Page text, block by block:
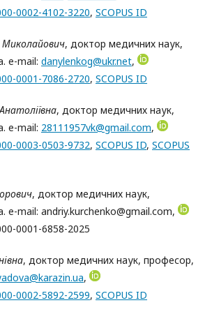
0002-4102-3220, SCOPUS ID
Миколайович, доктор медичних наук,
e-mail: danylenkog@ukr.net,
0001-7086-2720, SCOPUS ID
, доктор медичних наук,
e-mail: 28111957vk@gmail.com,
0003-0503-9732, SCOPUS ID, SCOPUS
, доктор медичних наук,
e-mail: andriy.kurchenko@gmail.com,
0001-6858-2025
, доктор медичних наук, професор,
,
0002-5892-2599, SCOPUS ID